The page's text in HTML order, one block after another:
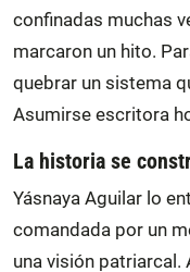
confinadas muchas
marcaron un hito.
quebrar un sistema
Asumirse escritora
La historia se
Yásnaya Aguilar lo
comandada por un
una visión patriarcal.